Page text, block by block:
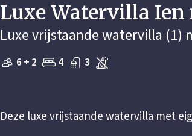
Luxe Watervilla
Luxe vrijstaande watervilla (1)
6 + 2 4 3
Deze luxe vrijstaande watervilla met